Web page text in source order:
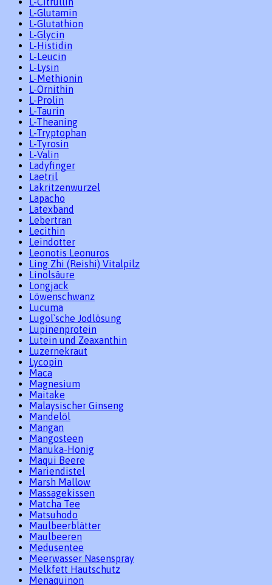
L-Glutamin
L-Glutathion
L-Glycin
L-Histidin
L-Leucin
L-Lysin
L-Methionin
L-Ornithin
L-Prolin
L-Taurin
L-Theaning
L-Tryptophan
L-Tyrosin
L-Valin
Ladyfinger
Laetril
Lakritzenwurzel
Lapacho
Latexband
Lebertran
Lecithin
Leindotter
Leonotis Leonuros
Ling Zhi (Reishi) Vitalpilz
Linolsäure
Longjack
Löwenschwanz
Lucuma
Lugol`sche Jodlösung
Lupinenprotein
Lutein und Zeaxanthin
Luzernekraut
Lycopin
Maca
Magnesium
Maitake
Malaysischer Ginseng
Mandelöl
Mangan
Mangosteen
Manuka-Honig
Maqui Beere
Mariendistel
Marsh Mallow
Massagekissen
Matcha Tee
Matsuhodo
Maulbeerblätter
Maulbeeren
Medusentee
Meerwasser Nasenspray
Melkfett Hautschutz
Menaquinon